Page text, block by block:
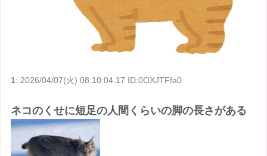
1: 2026/04/07(火) 08:10:04.17 ID:0OXJTFfa0
ネコのくせに短足の人間くらいの脚の長さがある